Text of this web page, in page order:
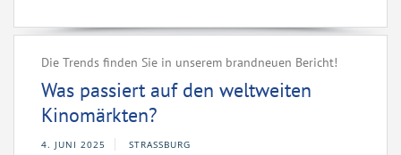
Die Trends finden Sie in unserem brandneuen Bericht!
Was passiert auf den weltweiten
Kinomärkten?
4. JUNI 2025 STRASSBURG